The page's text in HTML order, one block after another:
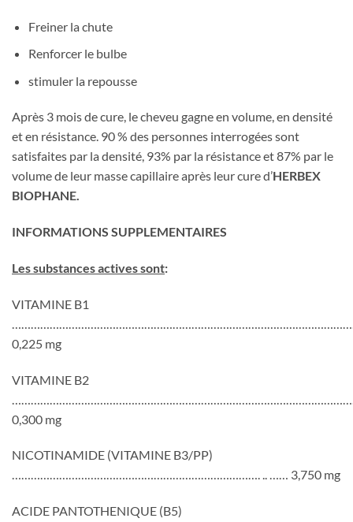
Freiner la chute
Renforcer le bulbe
stimuler la repousse
Après 3 mois de cure, le cheveu gagne en volume, en densité
et en résistance. 90 % des personnes interrogées sont
satisfaites par la densité, 93% par la résistance et 87% par le
volume de leur masse capillaire après leur cure d’HERBEX
BIOPHANE.
INFORMATIONS SUPPLEMENTAIRES
Les substances actives sont:
VITAMINE B1
0,225 mg
VITAMINE B2
0,300 mg
NICOTINAMIDE (VITAMINE B3/PP)
……………………………………………………………………. .. …… 3,750 mg
ACIDE PANTOTHENIQUE (B5)